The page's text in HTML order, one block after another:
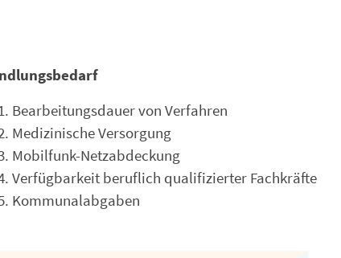
Bearbeitungsdauer von Verfahren
Medizinische Versorgung
Mobilfunk-Netzabdeckung
Verfügbarkeit beruflich qualifizierter Fachkräfte
Kommunalabgaben